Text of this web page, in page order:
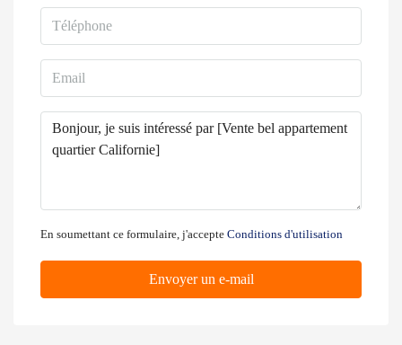
En soumettant ce formulaire, j'accepte Conditions d'utilisation
Envoyer un e-mail